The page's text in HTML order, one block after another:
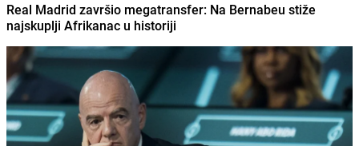
Real Madrid završio megatransfer: Na Bernabeu stiže
najskuplji Afrikanac u historiji